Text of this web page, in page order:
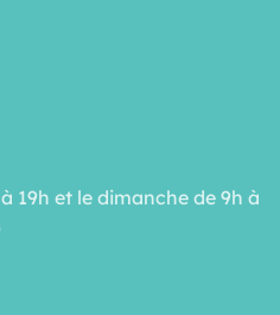
19h et le dimanche de 9h à